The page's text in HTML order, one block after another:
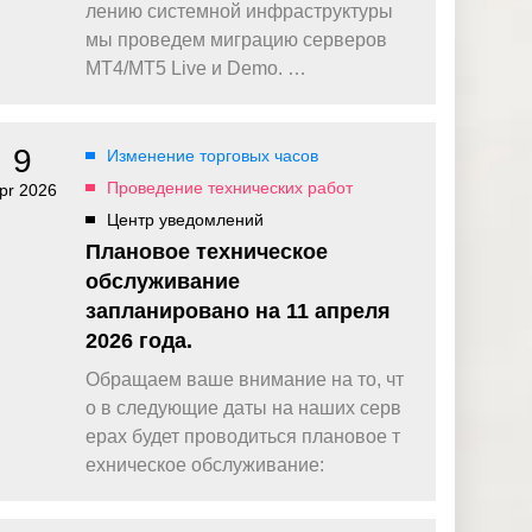
как
Зарядитесь торговой энергией
Действуют Условия и положения.
Бонус 0,88% на прибыль
Бонус на депозит ПОПУЛЯРНОЕ
Откройте больше возможностей с
кредитным бонусом до $30 000*
Подключитесь, торгуйте XAUUSD247 и
зарабатывайте кешбэк с
дополнительным бонусом 20% за
торговлю в выходные дни.*
Баллы и бонусы
Получайте по одному баллу за каждые
$10 000 торгового объема по CFD и
обменивайте их на бонусы и призы.*
лению системной инфраструктуры
мы проведем миграцию серверов
MT4/MT5 Live и Demo. …
9
2026
Изменение торговых часов
Проведение технических работ
Центр уведомлений
Плановое техническое
обслуживание
запланировано на 11 апреля
2026 года.
Обращаем ваше внимание на то, чт
о в следующие даты на наших серв
ерах будет проводиться плановое т
ехническое обслуживание: